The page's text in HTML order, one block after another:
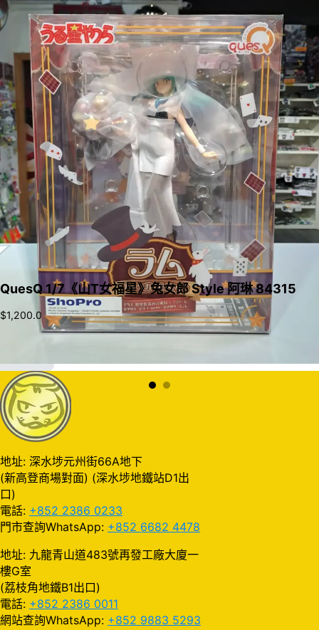
QuesQ 1/7《山T女福星》兔女郎 Style 阿琳 84315
$1,200.0
地址: 深水埗元州街66A地下
(新高登商場對面) (深水埗地鐵站D1出
口)
電話: +852 2386 0233
門市查詢WhatsApp: +852 6682 4478
地址: 九龍青山道483號再發工廠大廈一
樓G室
(荔枝角地鐵B1出口)
電話: +852 2386 0011
網站查詢WhatsApp: +852 9883 5293